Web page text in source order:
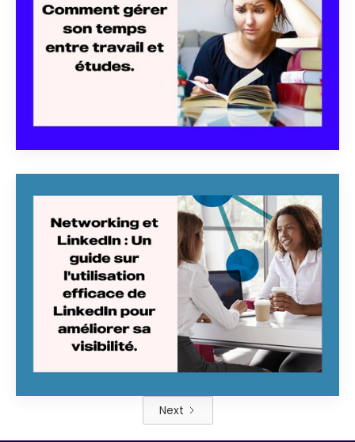
DEC 19
L'IMPORTANCE DES BDE
DANS LES ÉCOLES

DEC 19
COMMENT GÉRER
TRAVAIL ET ÉTUDES EN
ALTERNANCE
Next